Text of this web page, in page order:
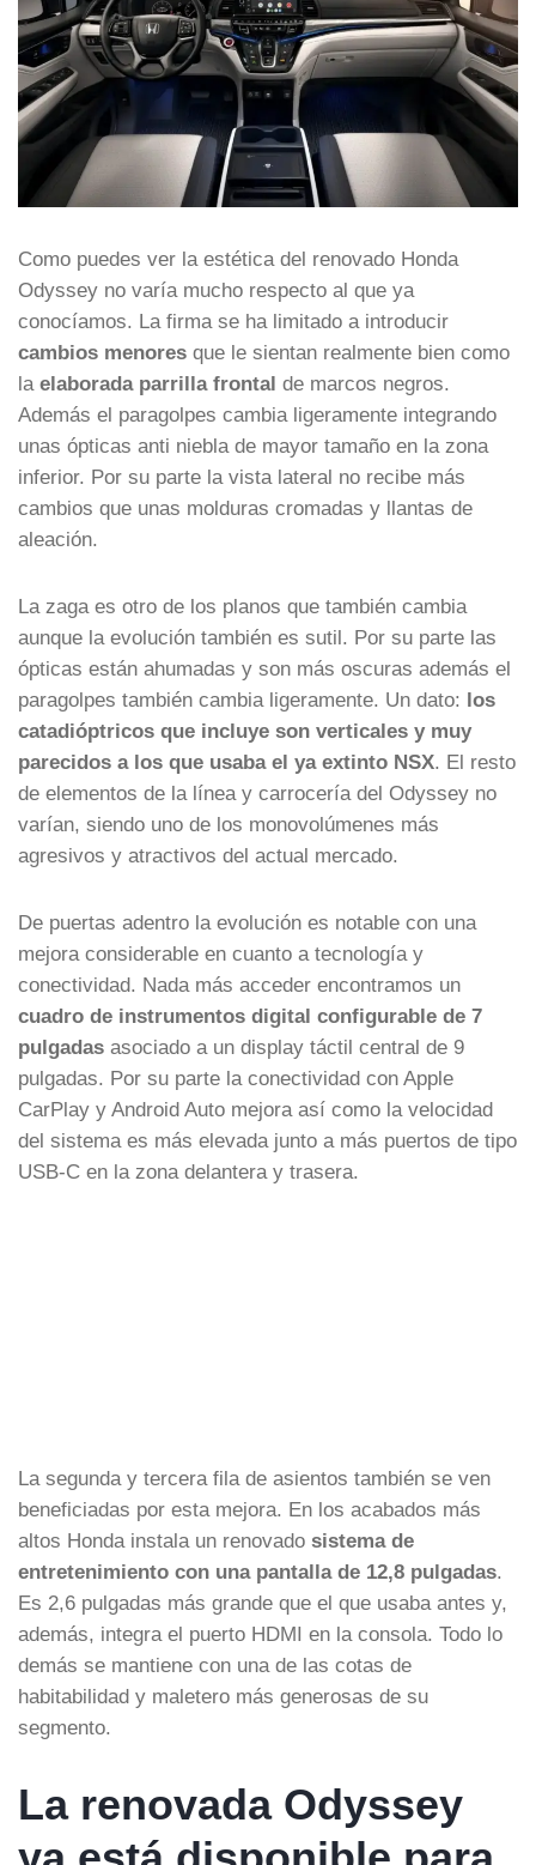
Como puedes ver la estética del renovado Honda
Odyssey no varía mucho respecto al que ya
conocíamos. La firma se ha limitado a introducir
cambios menores que le sientan realmente bien como
la elaborada parrilla frontal de marcos negros.
Además el paragolpes cambia ligeramente integrando
unas ópticas anti niebla de mayor tamaño en la zona
inferior. Por su parte la vista lateral no recibe más
cambios que unas molduras cromadas y llantas de
aleación.
La zaga es otro de los planos que también cambia
aunque la evolución también es sutil. Por su parte las
ópticas están ahumadas y son más oscuras además el
paragolpes también cambia ligeramente. Un dato: los
catadióptricos que incluye son verticales y muy
parecidos a los que usaba el ya extinto NSX. El resto
de elementos de la línea y carrocería del Odyssey no
varían, siendo uno de los monovolúmenes más
agresivos y atractivos del actual mercado.
De puertas adentro la evolución es notable con una
mejora considerable en cuanto a tecnología y
conectividad. Nada más acceder encontramos un
cuadro de instrumentos digital configurable de 7
pulgadas asociado a un display táctil central de 9
pulgadas. Por su parte la conectividad con Apple
CarPlay y Android Auto mejora así como la velocidad
del sistema es más elevada junto a más puertos de tipo
USB-C en la zona delantera y trasera.
La segunda y tercera fila de asientos también se ven
beneficiadas por esta mejora. En los acabados más
altos Honda instala un renovado sistema de
entretenimiento con una pantalla de 12,8 pulgadas.
Es 2,6 pulgadas más grande que el que usaba antes y,
además, integra el puerto HDMI en la consola. Todo lo
demás se mantiene con una de las cotas de
habitabilidad y maletero más generosas de su
segmento.
La renovada Odyssey